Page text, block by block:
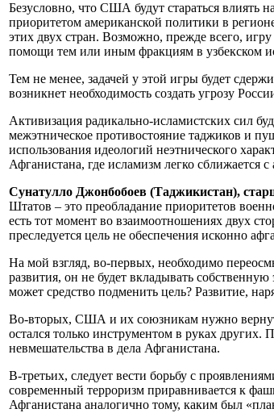
Безусловно, что США будут стараться влиять
приоритетом американской политики в
этих двух стран. Возможно, прежде всего,
помощи тем или иным фракциям в узбекском
Тем не менее, задачей у этой игры будет
возникнет необходимость создать угрозу
Активизация радикально-исламистских сил
межэтническое противостояние таджиков и
использования идеологий неэтнического
Афганистана, где исламизм легко сближается
Сунатулло Джонбобоев (Таджикистан),
Штатов – это преобладание приоритетов
есть тот момент во взаимоотношениях двух
преследуется цель не обеспечения исконно
На мой взгляд, во-первых, необходимо
развития, он не будет вкладывать
может средство подменить цель? Развитие,
Во-вторых, США и их союзникам нужно
остался только инструментом в руках
невмешательства в дела Афганистана.
В-третьих, следует вести борьбу с
современный терроризм приравнивается к
Афганистана аналогично тому, каким был